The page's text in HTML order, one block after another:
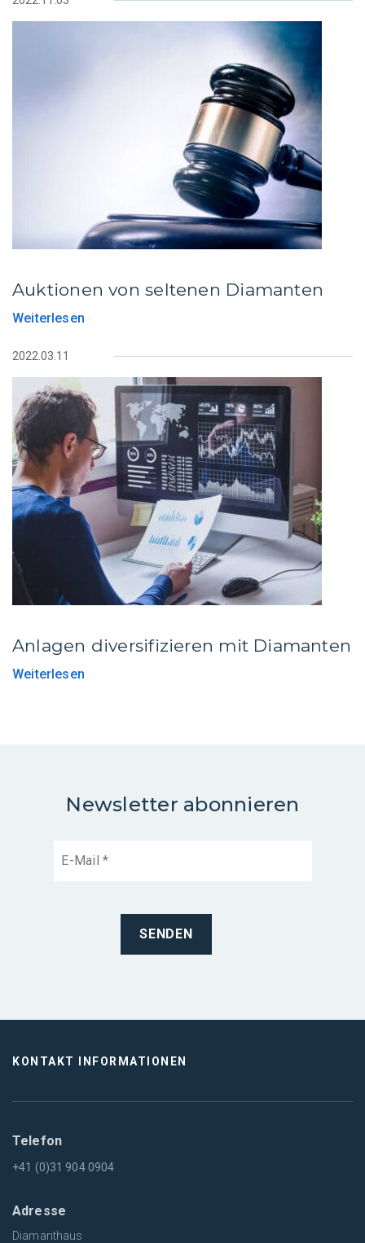
Auktionen von seltenen Diamanten
Weiterlesen
2022.03.11
Anlagen diversifizieren mit Diamanten
Weiterlesen
Newsletter abonnieren
KONTAKT INFORMATIONEN
Telefon
+41 (0)31 904 0904
Adresse
Diamanthaus